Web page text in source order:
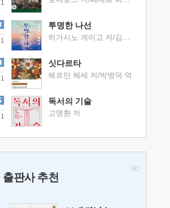
1
1
투명한 나선
1
싯다르타
헤르만 헤세 저/박병덕 역
1
독서의 기술
고명환 저
출판사 추천